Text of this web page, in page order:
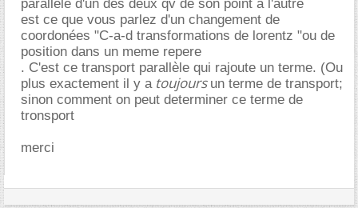
parallèle d'un des deux qv de son point à l'autre
est ce que vous parlez d'un changement de
coordonées "C-a-d transformations de lorentz "ou de
position dans un meme repere
. C'est ce transport parallèle qui rajoute un terme. (Ou
plus exactement il y atoujours un terme de transport;
sinon comment on peut determiner ce terme de
tronsport
merci